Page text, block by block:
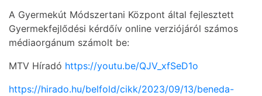
A Gyermekút Módszertani Központ által fejlesztett
Gyermekfejlődési kérdőív online verziójáról számos
médiaorgánum számolt be:
MTV Híradó https://youtu.be/QJV_xfSeD1o
https://hirado.hu/belfold/cikk/2023/09/13/beneda-